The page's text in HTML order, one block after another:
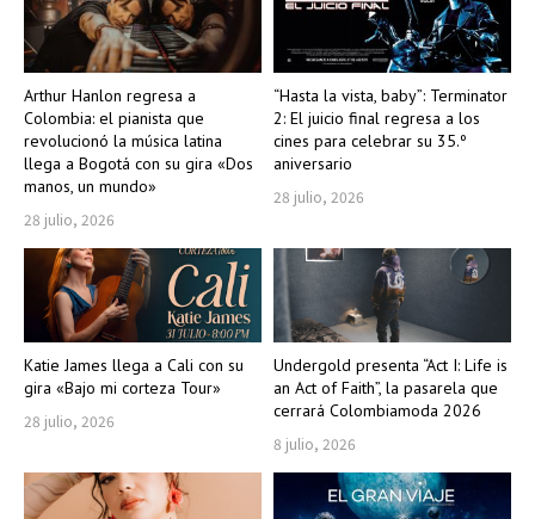
Arthur Hanlon regresa a
Colombia: el pianista que
revolucionó la música latina
llega a Bogotá con su gira «Dos
manos, un mundo»
28 julio, 2026
“Hasta la vista, baby”: Terminator
2: El juicio final regresa a los
cines para celebrar su 35.º
aniversario
28 julio, 2026
Katie James llega a Cali con su
gira «Bajo mi corteza Tour»
28 julio, 2026
Undergold presenta “Act I: Life is
an Act of Faith”, la pasarela que
cerrará Colombiamoda 2026
8 julio, 2026